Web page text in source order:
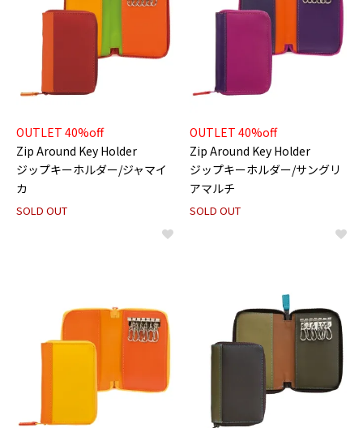
OUTLET 40%off
Zip Around Key Holder
ジップキーホルダー/ジャマイ
カ
SOLD OUT
OUTLET 40%off
Zip Around Key Holder
ジップキーホルダー/サングリ
アマルチ
SOLD OUT